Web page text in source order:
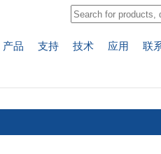
产品 支持 技术 应用 联